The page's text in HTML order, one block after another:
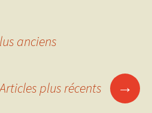
anciens
Articles plus récents →